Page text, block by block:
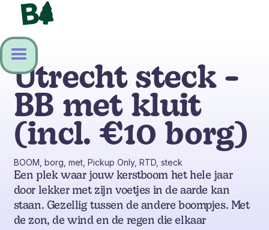
Utrecht steck -
BB met kluit
(incl. €10 borg)
BOOM, borg, met, Pickup Only, RTD, steck
Een plek waar jouw kerstboom het hele jaar
door lekker met zijn voetjes in de aarde kan
staan. Gezellig tussen de andere boompjes. Met
de zon, de wind en de regen die elkaar